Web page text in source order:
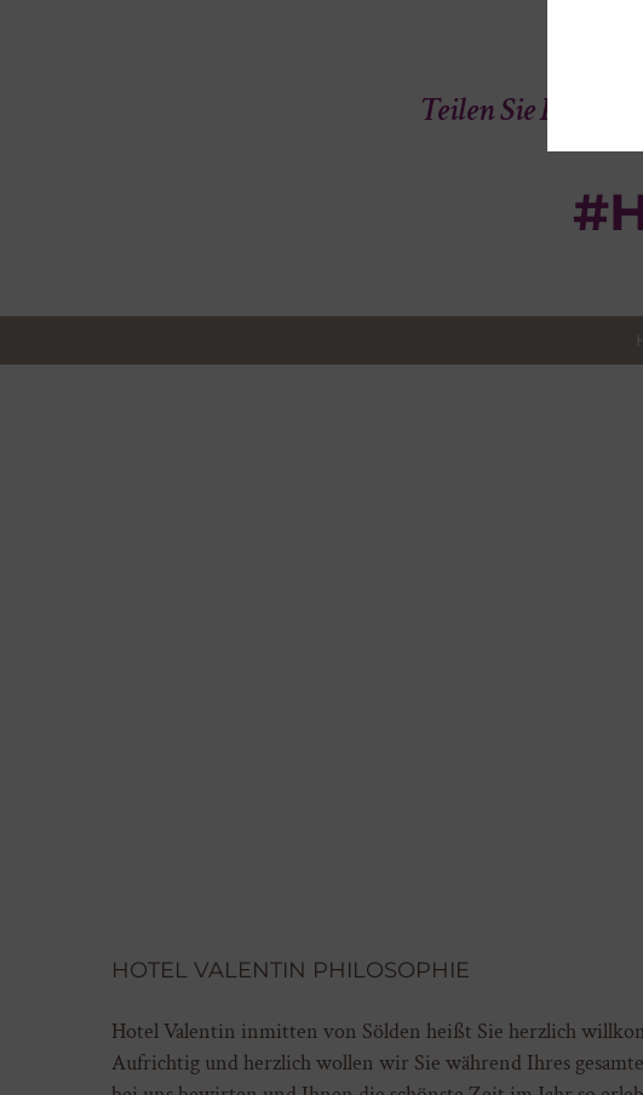
Teilen Sie Ihre
HOTEL VALENTIN PHILOSOPHIE
Hotel Valentin inmitten von Sölden heißt Sie herzlich
Aufrichtig und herzlich wollen wir Sie während Ihres